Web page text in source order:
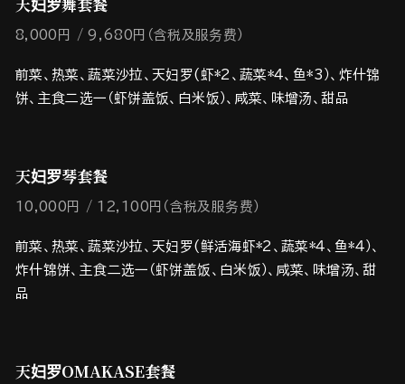
8,000円 9,680円（含税及服务费）
前菜、热菜、蔬菜沙拉、天妇罗(虾*2、蔬菜*４、鱼*3）、炸什锦
饼、主食二选一（虾饼盖饭、白米饭）、咸菜、味增汤、甜品
天妇罗琴套餐
10,000円 1２,100円（含税及服务费）
前菜、热菜、蔬菜沙拉、天妇罗(鲜活海虾*2、蔬菜*４、鱼*４）、
炸什锦饼、主食二选一（虾饼盖饭、白米饭）、咸菜、味增汤、甜
品
天妇罗OMAKASE套餐